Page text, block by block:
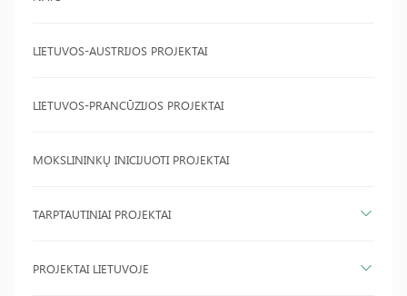
LIETUVOS-AUSTRIJOS PROJEKTAI
LIETUVOS-PRANCŪZIJOS PROJEKTAI
MOKSLININKŲ INICIJUOTI PROJEKTAI
TARPTAUTINIAI PROJEKTAI
PROJEKTAI LIETUVOJE